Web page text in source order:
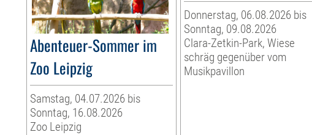
Abenteuer-Sommer im
Zoo Leipzig
Samstag, 04.07.2026 bis
Sonntag, 16.08.2026
Zoo Leipzig
Donnerstag, 06.08.2026 bis
Sonntag, 09.08.2026
Clara-Zetkin-Park, Wiese
schräg gegenüber vom
Musikpavillon